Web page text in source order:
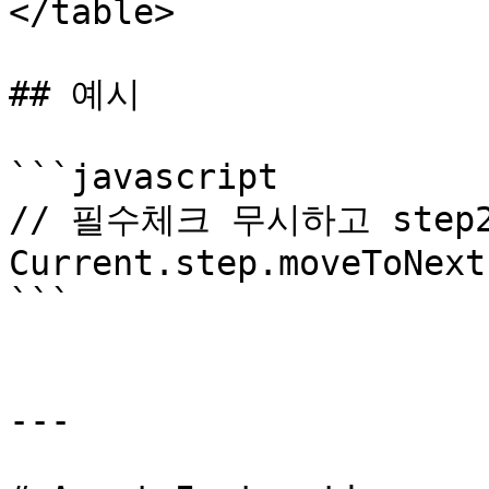
</table>
## 예시
```javascript
// 필수체크 무시하고
```
---